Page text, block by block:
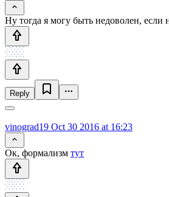
Ну тогда я могу быть недоволен,
Reply
vinograd19 Oct 30 2016 at 16:23
Ок, формализм тут